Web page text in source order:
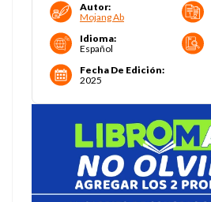
Autor:
Mojang Ab
Idioma:
Español
Fecha De Edición:
2025